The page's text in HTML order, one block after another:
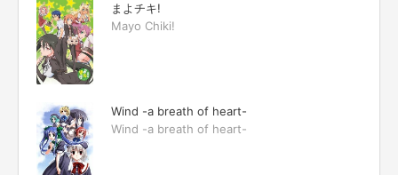
まよチキ!
Mayo Chiki!
Wind -a breath of heart-
Wind -a breath of heart-